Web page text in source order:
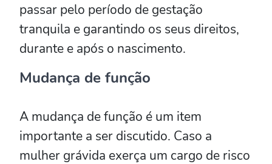
passar pelo período de gestação
tranquila e garantindo os seus direitos,
durante e após o nascimento.
Mudança de função
A mudança de função é um item
importante a ser discutido. Caso a
mulher grávida exerça um cargo de risco